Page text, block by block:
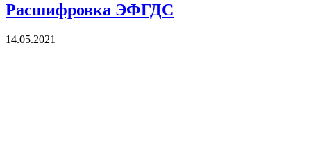
Расшифровка ЭФГДС
14.05.2021